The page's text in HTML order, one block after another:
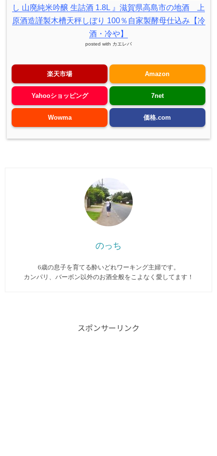
し 山廃純米吟醸 生詰酒 1.8L 』滋賀県高島市の地酒 上
原酒造謹製木槽天秤しぼり 100％自家製酵母仕込み【冷
酒・冷や】
posted with カエレバ
楽天市場 Amazon
Yahooショッピング 7net
Wowma 価格.com
のっち
6歳の息子を育てる酔いどれワーキング主婦です。
カンパリ、バーボン以外のお酒全般をこよなく愛してます︎！
スポンサーリンク